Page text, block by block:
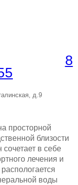
8
д.9
просторной
близости
в себе
лечения и
воды